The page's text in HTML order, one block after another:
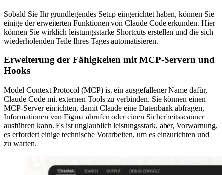
Sobald Sie Ihr grundlegendes Setup eingerichtet haben, können Sie
einige der erweiterten Funktionen von Claude Code erkunden. Hier
können Sie wirklich leistungsstarke Shortcuts erstellen und die sich
wiederholenden Teile Ihres Tages automatisieren.
Erweiterung der Fähigkeiten mit MCP-Servern und
Hooks
Model Context Protocol (MCP) ist ein ausgefallener Name dafür,
Claude Code mit externen Tools zu verbinden. Sie können einen
MCP-Server einrichten, damit Claude eine Datenbank abfragen,
Informationen von Figma abrufen oder einen Sicherheitsscanner
ausführen kann. Es ist unglaublich leistungsstark, aber, Vorwarnung,
es erfordert einige technische Vorarbeiten, um es einzurichten und
zu warten.